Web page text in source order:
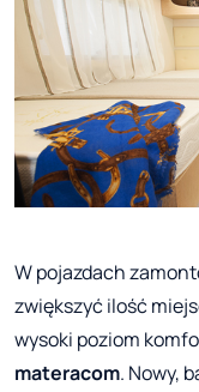
W pojazdach
zwiększyć ilość
wysoki poziom
materacom. Nowy,